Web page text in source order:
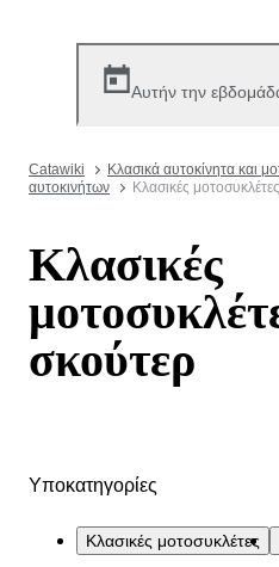
Αυτήν την
Catawiki
Κλασικά αυτοκίνητα και
αυτοκινήτων
Κλασικές
Κλασικές
σκούτερ
Υποκατηγορίες
Κλασικές μοτοσυκλέτες